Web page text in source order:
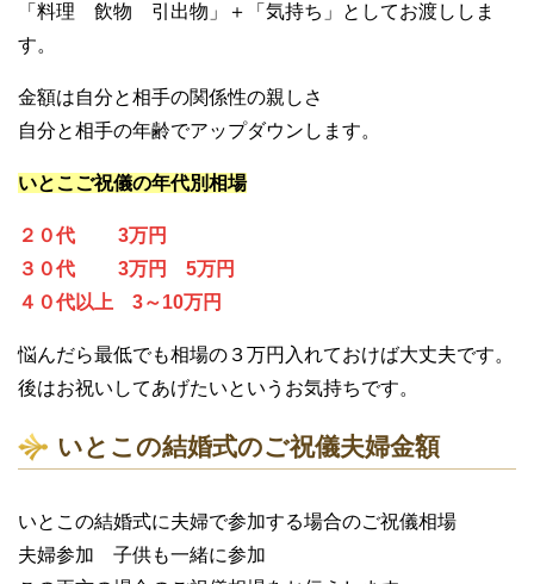
「料理 飲物 引出物」＋「気持ち」としてお渡ししま
す。
金額は自分と相手の関係性の親しさ
自分と相手の年齢でアップダウンします。
いとこご祝儀の年代別相場
２０代 3万円
３０代 3万円 5万円
４０代以上 3～10万円
悩んだら最低でも相場の３万円入れておけば大丈夫です。
後はお祝いしてあげたいというお気持ちです。
いとこの結婚式のご祝儀夫婦金額
いとこの結婚式に夫婦で参加する場合のご祝儀相場
夫婦参加 子供も一緒に参加